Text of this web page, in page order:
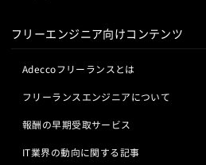
フリーエンジニア向けコンテンツ
Adeccoフリーランスとは
フリーランスエンジニアについて
報酬の早期受取サービス
IT業界の動向に関する記事